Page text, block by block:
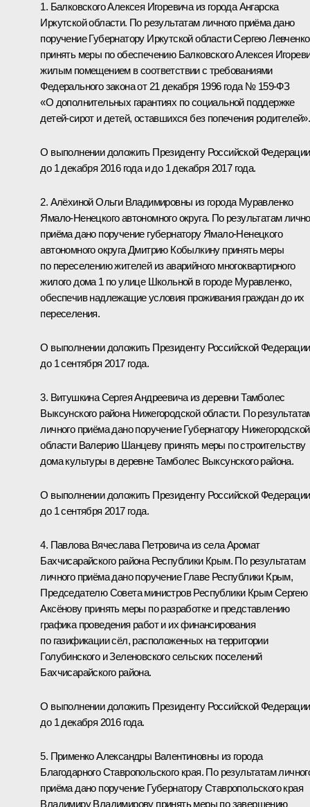
1. Балковского Алексея Игоревича из города Ангарска
Иркутской области. По результатам личного приёма дано
поручение Губернатору Иркутской области Сергею Левченко
принять меры по обеспечению Балковского Алексея
жилым помещением в соответствии с требованиями
Федерального закона от 21 декабря 1996 года № 159-ФЗ
«О дополнительных гарантиях по социальной поддержке
детей-сирот и детей, оставшихся без попечения родителей».
О выполнении доложить Президенту Российской Федерации
до 1 декабря 2016 года и до 1 декабря 2017 года.
2. Алёхиной Ольги Владимировны из города Муравленко
Ямало-Ненецкого автономного округа. По результатам
приёма дано поручение губернатору Ямало-Ненецкого
автономного округа Дмитрию Кобылкину принять меры
по переселению жителей из аварийного многоквартирного
жилого дома 1 по улице Школьной в городе Муравленко,
обеспечив надлежащие условия проживания граждан до их
переселения.
О выполнении доложить Президенту Российской Федерации
до 1 сентября 2017 года.
3. Витушкина Сергея Андреевича из деревни Тамболес
Выксунского района Нижегородской области. По
личного приёма дано поручение Губернатору Нижегородской
области Валерию Шанцеву принять меры по строительству
дома культуры в деревне Тамболес Выксунского района.
О выполнении доложить Президенту Российской Федерации
до 1 сентября 2017 года.
4. Павлова Вячеслава Петровича из села Аромат
Бахчисарайского района Республики Крым. По результатам
личного приёма дано поручение Главе Республики Крым,
Председателю Совета министров Республики Крым Сергею
Аксёнову принять меры по разработке и представлению
графика проведения работ и их финансирования
по газификации сёл, расположенных на территории
Голубинского и Зеленовского сельских поселений
Бахчисарайского района.
О выполнении доложить Президенту Российской Федерации
до 1 декабря 2016 года.
5. Применко Александры Валентиновны из города
Благодарного Ставропольского края. По результатам
приёма дано поручение Губернатору Ставропольского края
Владимиру Владимирову принять меры по завершению